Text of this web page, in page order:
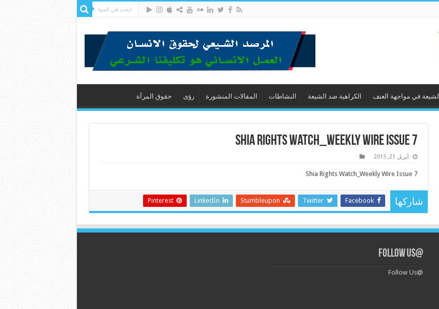
الشيعة في مواجهة العنف الكراهية ضد الشيعة النشاطات المقالات المنشورة رؤى حقوق المرأة
Shia Rights Watch_Weekly Wire Issue 7
أبريل 21, 2015
Shia Rights Watch_Weekly Wire Issue 7
شاركها Facebook
Twitter
Stumbleupon
LinkedIn
Pinterest
@Follow Us
@Follow Us